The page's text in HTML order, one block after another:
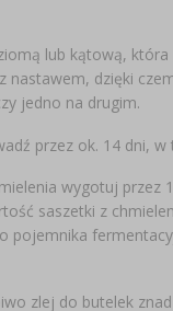
lub kątową,
nastawem, dzięki
jedno na drugim.
przez ok. 14 dni,
wygotuj przez
saszetki z
pojemnika
zlej do butelek